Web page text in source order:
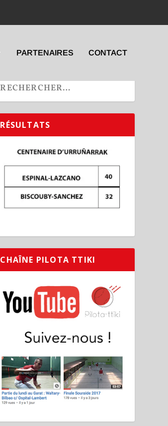
PARTENAIRES CONTACT
RÉSULTATS
CHAÎNE PILOTA TTIKI